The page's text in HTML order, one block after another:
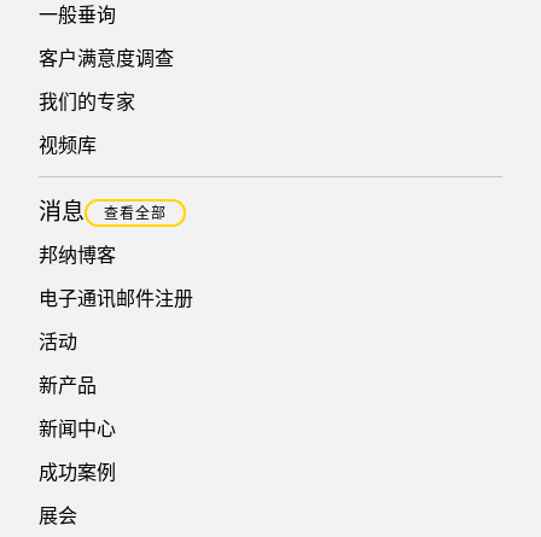
一般垂询
客户满意度调查
我们的专家
视频库
消息 查看全部
邦纳博客
电子通讯邮件注册
活动
新产品
新闻中心
成功案例
展会